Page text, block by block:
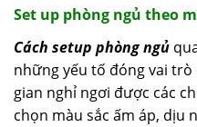
Set up phòng ngủ theo
Cách setup phòng ngủ
những yếu tố đóng vai
gian nghỉ ngơi được các
chọn màu sắc ấm áp, dịu